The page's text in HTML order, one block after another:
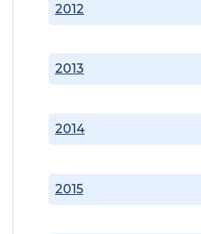
2012
2013
2014
2015